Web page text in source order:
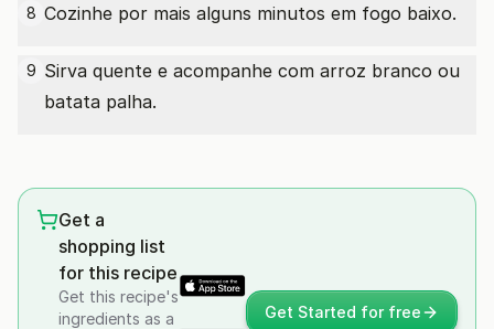
8 Cozinhe por mais alguns minutos em fogo baixo.
9 Sirva quente e acompanhe com arroz branco ou
batata palha.
Get a
shopping list
for this recipe
Get this recipe's
ingredients as a
Get Started for free